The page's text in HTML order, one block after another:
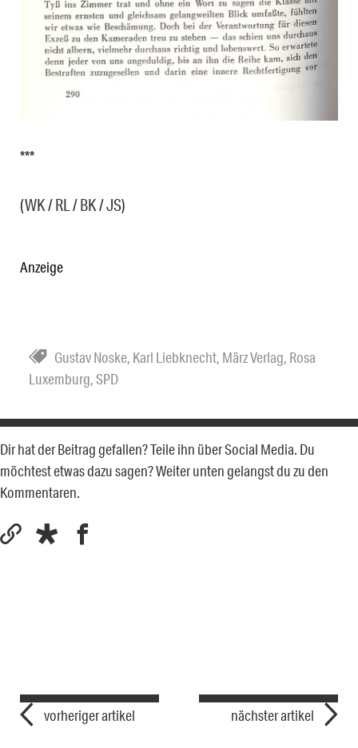
***
(WK / RL / BK / JS)
Anzeige
Gustav Noske, Karl Liebknecht, März Verlag, Rosa
Luxemburg,SPD
Dir hat der Beitrag gefallen? Teile ihn über Social Media. Du
möchtest etwas dazu sagen? Weiter unten gelangst du zu den
Kommentaren.
vorheriger artikel nächster artikel